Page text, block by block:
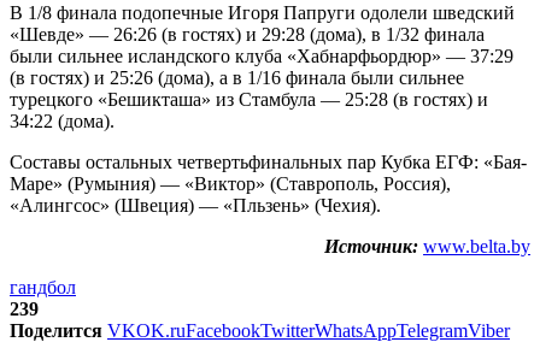
В 1/8 финала подопечные Игоря Папруги одолели шведский
«Шевде» — 26:26 (в гостях) и 29:28 (дома), в 1/32 финала
были сильнее исландского клуба «Хабнарфьордюр» — 37:29
(в гостях) и 25:26 (дома), а в 1/16 финала были сильнее
турецкого «Бешикташа» из Стамбула — 25:28 (в гостях) и
34:22 (дома).
Составы остальных четвертьфинальных пар Кубка ЕГФ: «Бая-
Маре» (Румыния) — «Виктор» (Ставрополь, Россия),
«Алингсос» (Швеция) — «Пльзень» (Чехия).
Источник: www.belta.by
гандбол
239
Поделится VKOK.ruFacebookTwitterWhatsAppTelegramViber